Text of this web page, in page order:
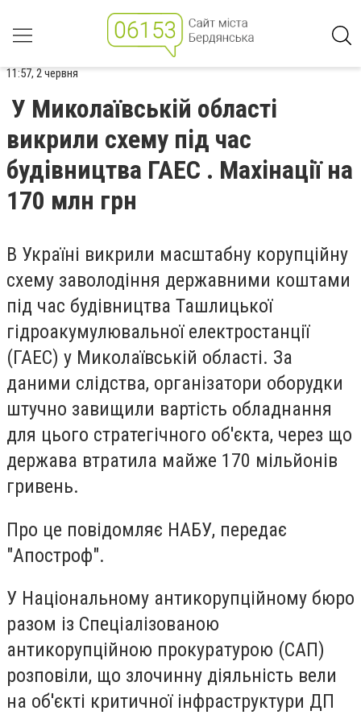
11:57, 2 червня
У Миколаївській області
викрили схему під час
будівництва ГАЕС . Махінації на
170 млн грн
В Україні викрили масштабну корупційну
схему заволодіння державними коштами
під час будівництва Ташлицької
гідроакумулювальної електростанції
(ГАЕС) у Миколаївській області. За
даними слідства, організатори оборудки
штучно завищили вартість обладнання
для цього стратегічного об'єкта, через що
держава втратила майже 170 мільйонів
гривень.
Про це повідомляє НАБУ, передає
"Апостроф".
У Національному антикорупційному бюро
разом із Спеціалізованою
антикорупційною прокуратурою (САП)
розповіли, що злочинну діяльність вели
на об'єкті критичної інфраструктури ДП